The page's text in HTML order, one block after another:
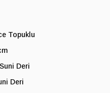
Topuklu
Deri
Deri